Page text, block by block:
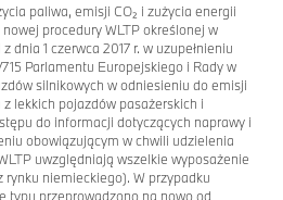
paliwa, emisji CO₂ i zużycia energii
procedury WLTP określonej w
dnia 1 czerwca 2017 r. w uzupełnieniu
Parlamentu Europejskiego i Rady w
silnikowych w odniesieniu do emisji
lekkich pojazdów pasażerskich i
do informacji dotyczących naprawy i
obowiązującym w chwili udzielenia
uwzględniają wszelkie wyposażenie
niemieckiego). W przypadku
typu przeprowadzono na nowo od